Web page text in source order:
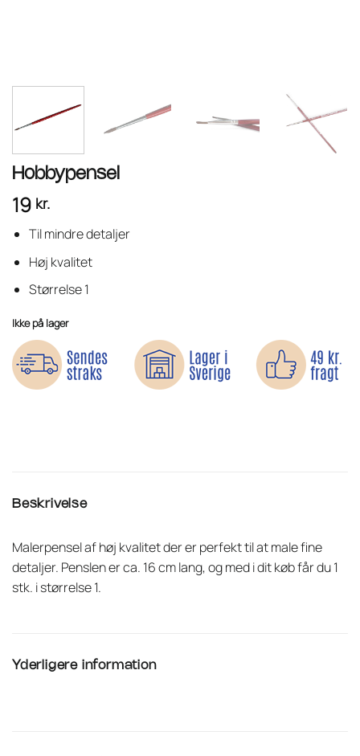
Hobbypensel
19 kr.
Til mindre detaljer
Høj kvalitet
Størrelse 1
Ikke på lager
Beskrivelse
Malerpensel af høj kvalitet der er perfekt til at male fine
detaljer. Penslen er ca. 16 cm lang, og med i dit køb får du 1
stk. i størrelse 1.
Yderligere information